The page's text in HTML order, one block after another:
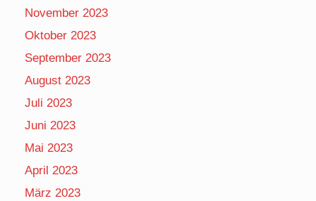
November 2023
Oktober 2023
September 2023
August 2023
Juli 2023
Juni 2023
Mai 2023
April 2023
März 2023